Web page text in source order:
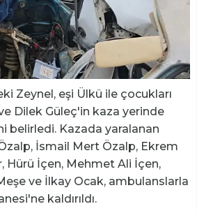
Zeynel, eşi Ülkü ile çocukları
Dilek Güleç'in kaza yerinde
belirledi. Kazada yaralanan
İsmail Mert Özalp, Ekrem
Hürü İçen, Mehmet Ali İçen,
ve İlkay Ocak, ambulanslarla
kaldırıldı.